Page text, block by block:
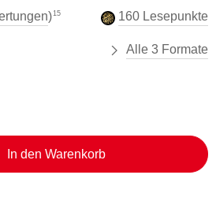
) 15 160 Lesepunkte
Alle 3 Formate
In den Warenkorb